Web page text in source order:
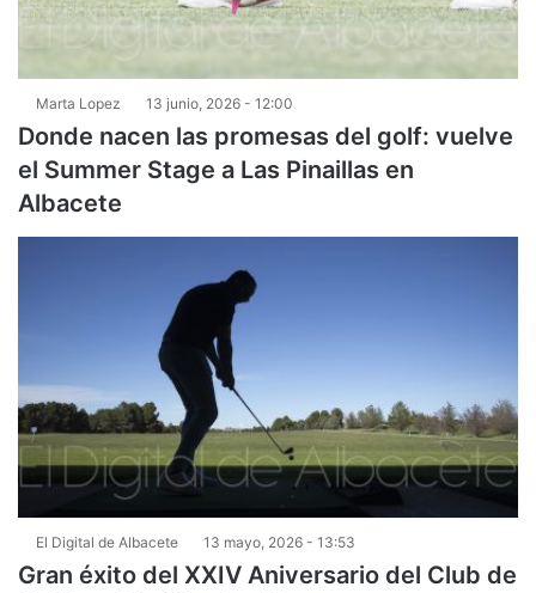
Marta Lopez 13 junio, 2026 - 12:00
Donde nacen las promesas del golf: vuelve
el Summer Stage a Las Pinaillas en
Albacete
El Digital de Albacete 13 mayo, 2026 - 13:53
Gran éxito del XXIV Aniversario del Club de